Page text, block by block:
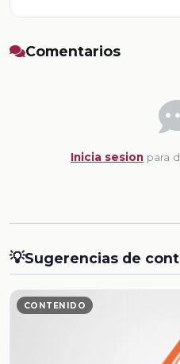
Comentarios
Inicia sesion para
💡Sugerencias de
CONTENIDO